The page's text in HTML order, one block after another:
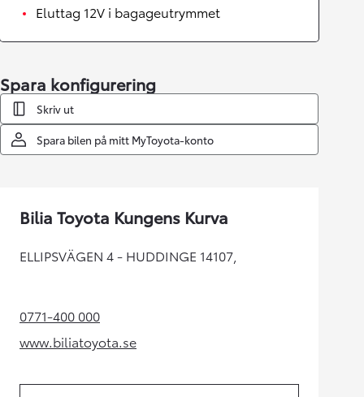
Eluttag 12V i bagageutrymmet
Spara konfigurering
Skriv ut
Spara bilen på mitt MyToyota-konto
Bilia Toyota Kungens Kurva
ELLIPSVÄGEN 4 - HUDDINGE 14107,
0771-400 000(Opens in new tab)
www.biliatoyota.se
(Opens in new tab)